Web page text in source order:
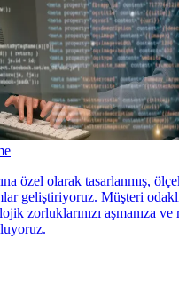
özel olarak tasarlanmış,
geliştiriyoruz. Müşteri
zorluklarınızı aşmanıza